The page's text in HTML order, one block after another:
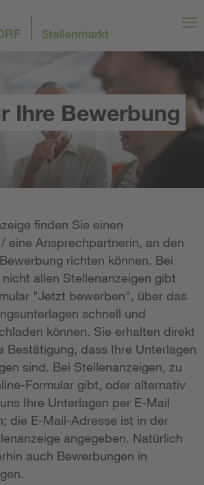
Ihre Bewerbung
finden Sie einen
eine Ansprechpartnerin, an den
richten können. Bei
allen Stellenanzeigen gibt
"Jetzt bewerben", über das
schnell und
können. Sie erhalten direkt
Bestätigung, dass Ihre Unterlagen
sind. Bei Stellenanzeigen, zu
Formular gibt, oder alternativ
Ihre Unterlagen per E-Mail
die E-Mail-Adresse ist in der
angegeben. Natürlich
auch Bewerbungen in